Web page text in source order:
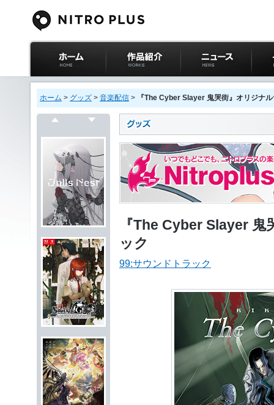
ニトロプラス公式
サイト ホーム
作品紹介 ニュース イベ
ホーム > グッズ > 音楽配信 > 『The Cyber Slayer 鬼哭街』オリジナ
『The Cyber Slayer
ック
99:サウンドトラック